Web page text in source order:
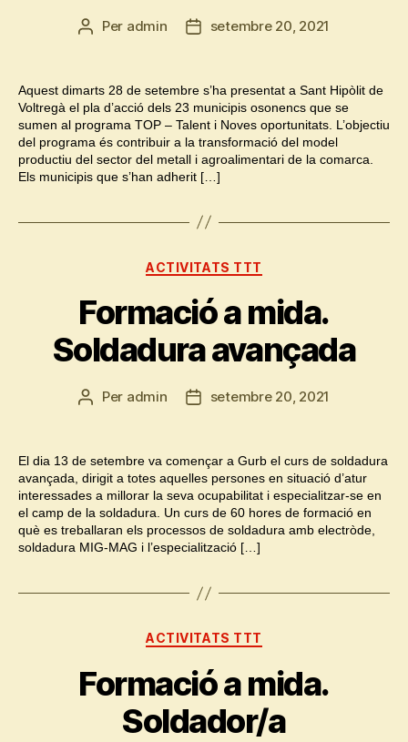
Autor
Per admin
Datasetembre 20, 2021
Aquest dimarts 28 de setembre s’ha presentat a Sant Hipòlit de
Voltregà el pla d’acció dels 23 municipis osonencs que se
sumen al programa TOP – Talent i Noves oportunitats. L’objectiu
del programa és contribuir a la transformació del model
productiu del sector del metall i agroalimentari de la comarca.
Els municipis que s’han adherit […]
Categories
ACTIVITATS TTT
Formació a mida.
Soldadura avançada
Autor
Per admin
Datasetembre 20, 2021
El dia 13 de setembre va començar a Gurb el curs de soldadura
avançada, dirigit a totes aquelles persones en situació d’atur
interessades a millorar la seva ocupabilitat i especialitzar-se en
el camp de la soldadura. Un curs de 60 hores de formació en
què es treballaran els processos de soldadura amb electròde,
soldadura MIG-MAG i l’especialització […]
Categories
ACTIVITATS TTT
Formació a mida.
Soldador/a